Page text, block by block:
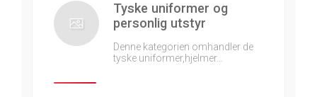
Tyske uniformer og
personlig utstyr
Denne kategorien omhandler de
tyske uniformer,hjelmer…